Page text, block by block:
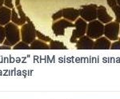
RHM sistemini